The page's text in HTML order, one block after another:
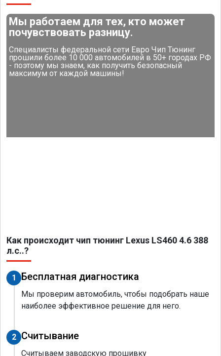
Мы работаем для тех, кто может
почувствовать разницу.
Специалисты федеральной сети Евро Чип Тюнинг
прошили более 10 000 автомобилей в 50+ городах РФ
- поэтому мы знаем, как получить безопасный
максимум от каждой машины!
Как происходит чип тюнинг Lexus LS460 4.6 388
л.с..?
1 Бесплатная диагностика
Мы проверим автомобиль, чтобы подобрать наше
наиболее эффективное решение для него.
2 Считывание
Считываем заводскую прошивку